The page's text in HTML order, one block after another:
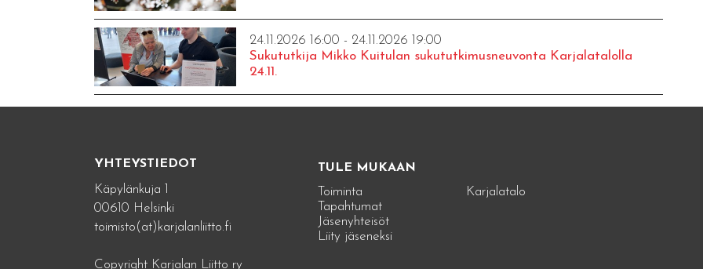
24.11.2026 16:00 - 24.11.2026 19:00
Sukututkija Mikko Kuitulan sukututkimusneuvonta Karjalatalolla
24.11.
YHTEYSTIEDOT
Käpylänkuja 1
00610 Helsinki
toimisto(at)karjalanliitto.fi
Copyright Karjalan Liitto ry
TULE MUKAAN
Toiminta
Tapahtumat
Jäsenyhteisöt
Liity jäseneksi
Karjalatalo